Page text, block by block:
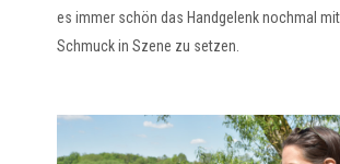
es immer schön das Handgelenk nochmal
Schmuck in Szene zu setzen.